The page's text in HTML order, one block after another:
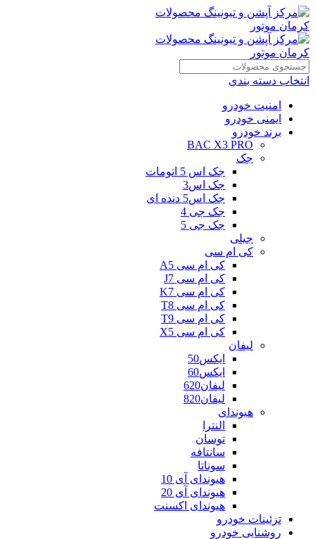
انتخاب دسته بندی
امنیت خودرو
ایمنی خودرو
برند خودرو
BAC X3 PRO
جک
جک اس 5 اتومات
جک اس3
جک اس5 دنده ای
جک جی 4
جک جی 5
جیلی
کی ام سی
کی ام سی A5
کی ام سی J7
کی ام سی K7
کی ام سی T8
کی ام سی T9
کی ام سی X5
لیفان
ایکس50
ایکس60
لیفان620
لیفان820
هیوندای
النترا
توسان
سانتافه
سوناتا
هیوندای آی 10
هیوندای آی 20
هیوندای اکسنت
تزئینات خودرو
روشنایی خودرو